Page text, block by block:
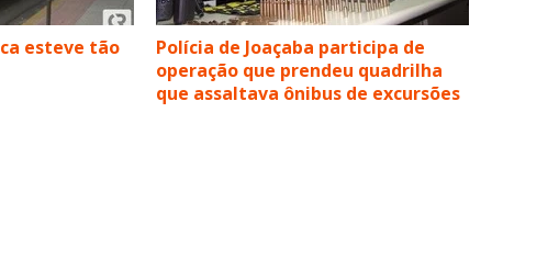
esteve tão
Polícia de Joaçaba participa de
operação que prendeu quadrilha
que assaltava ônibus de excursões